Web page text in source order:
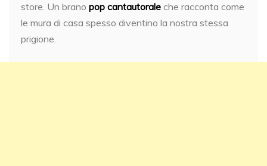
store. Un brano pop cantautorale che racconta come
le mura di casa spesso diventino la nostra stessa
prigione.